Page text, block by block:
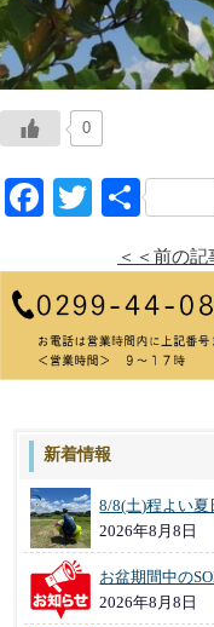
0
Facebook
Twitter
共
有
＜＜前の記
新着情報
8/8(土)程よい夏
2026年8月8日
お盆期間中の
2026年8月8日